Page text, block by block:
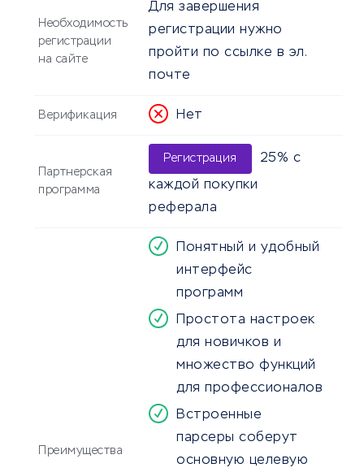
Необходимость
регистрации
на сайте
Для завершения
регистрации нужно
пройти по ссылке в эл.
почте
Верификация Нет
Партнерская
программа
Регистрация 25% с
каждой покупки
реферала
Преимущества
Понятный и удобный
интерфейс
программ
Простота настроек
для новичков и
множество функций
для профессионалов
Встроенные
парсеры соберут
основную целевую